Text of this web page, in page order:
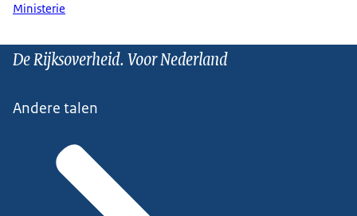
Ministerie
De Rijksoverheid. Voor Nederland
Andere talen